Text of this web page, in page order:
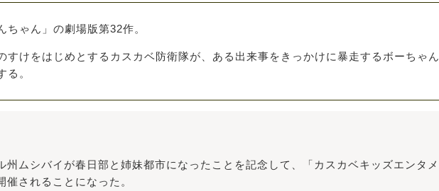
ちゃん」の劇場版第32作。
すけをはじめとするカスカベ防衛隊が、ある出来事をきっかけに暴走するボーちゃん
る。
州ムシバイが春日部と姉妹都市になったことを記念して、「カスカベキッズエンタメ
催されることになった。